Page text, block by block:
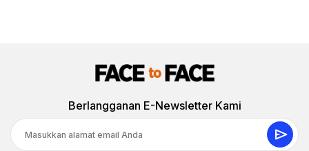
Berlangganan E-Newsletter Kami